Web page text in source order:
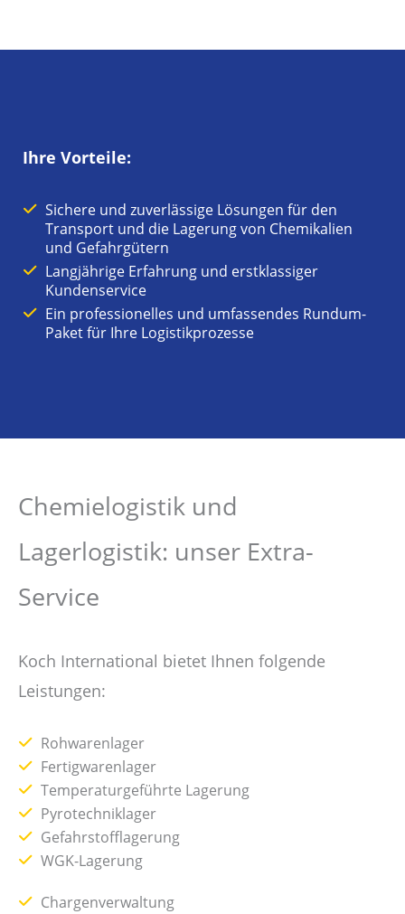
Ihre Vorteile:
Sichere und zuverlässige Lösungen für den
Transport und die Lagerung von Chemikalien
und Gefahrgütern
Langjährige Erfahrung und erstklassiger
Kundenservice
Ein professionelles und umfassendes Rundum-
Paket für Ihre Logistikprozesse
Chemielogistik und
Lagerlogistik: unser Extra-
Service
Koch International bietet Ihnen folgende
Leistungen:
Rohwarenlager
Fertigwarenlager
Temperaturgeführte Lagerung
Pyrotechniklager
Gefahrstofflagerung
WGK-Lagerung
Chargenverwaltung